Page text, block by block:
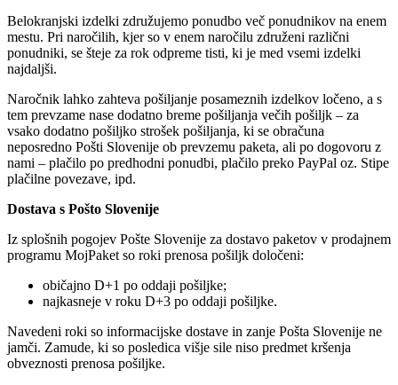
Belokranjski izdelki združujemo ponudbo več ponudnikov na enem
mestu. Pri naročilih, kjer so v enem naročilu združeni različni
ponudniki, se šteje za rok odpreme tisti, ki je med vsemi izdelki
najdaljši.
Naročnik lahko zahteva pošiljanje posameznih izdelkov ločeno, a s
tem prevzame nase dodatno breme pošiljanja večih pošiljk – za
vsako dodatno pošiljko strošek pošiljanja, ki se obračuna
neposredno Pošti Slovenije ob prevzemu paketa, ali po dogovoru z
nami – plačilo po predhodni ponudbi, plačilo preko PayPal oz. Stipe
plačilne povezave, ipd.
Dostava s Pošto Slovenije
Iz splošnih pogojev Pošte Slovenije za dostavo paketov v prodajnem
programu MojPaket so roki prenosa pošiljk določeni:
običajno D+1 po oddaji pošiljke;
najkasneje v roku D+3 po oddaji pošiljke.
Navedeni roki so informacijske dostave in zanje Pošta Slovenije ne
jamči. Zamude, ki so posledica višje sile niso predmet kršenja
obveznosti prenosa pošiljke.